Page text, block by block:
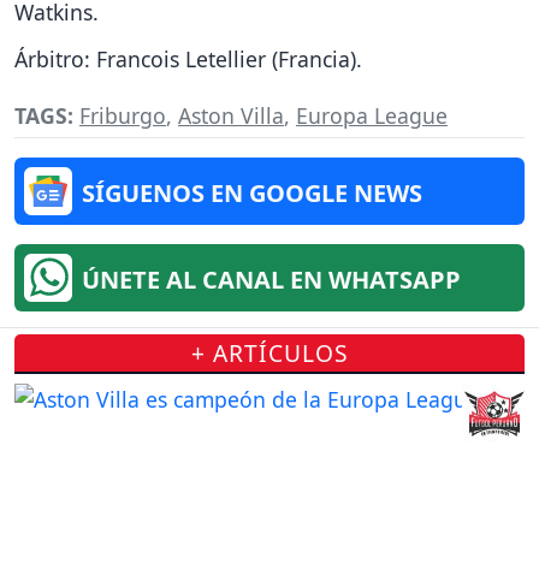
Watkins.
Árbitro: Francois Letellier (Francia).
TAGS: Friburgo, Aston Villa, Europa League
SÍGUENOS EN GOOGLE NEWS
ÚNETE AL CANAL EN WHATSAPP
+ ARTÍCULOS